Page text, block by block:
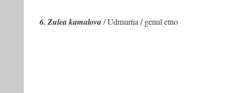
6. Zulea kamalova/ Udmurtia / genul etno